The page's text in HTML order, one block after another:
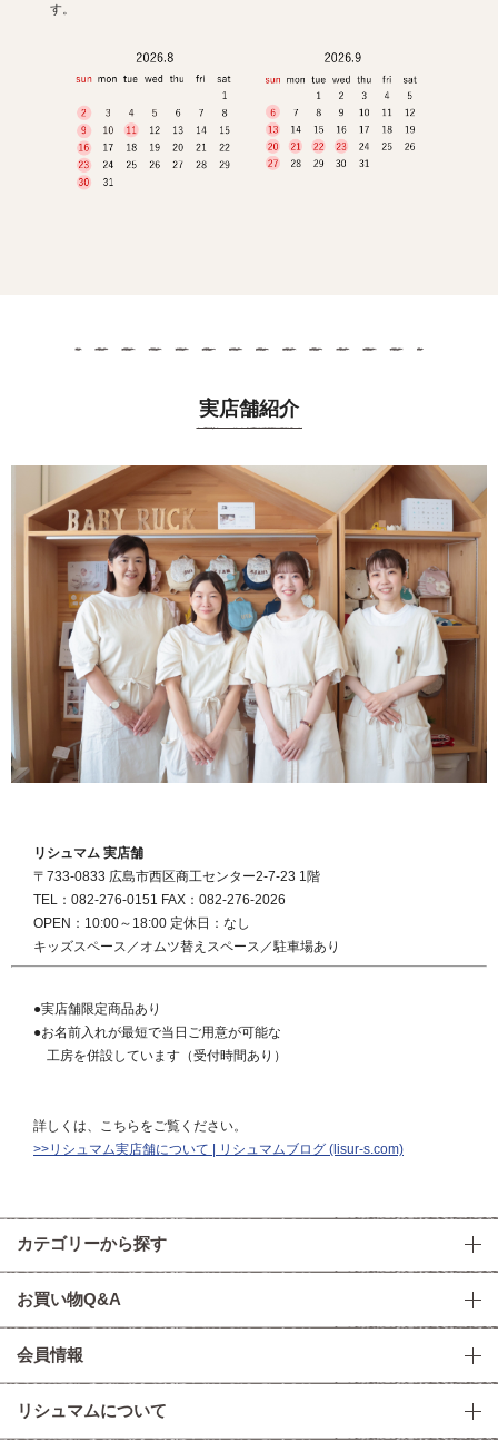
す。
実店舗紹介
リシュマム 実店舗
〒733-0833 広島市西区商工センター2-7-23 1階
TEL：082-276-0151 FAX：082-276-2026
OPEN：10:00～18:00 定休日：なし
キッズスペース／オムツ替えスペース／駐車場あり
●実店舗限定商品あり
●お名前入れが最短で当日ご用意が可能な
工房を併設しています（受付時間あり）
詳しくは、こちらをご覧ください。
>>リシュマム実店舗について | リシュマムブログ (lisur-s.com)
カテゴリーから探す
お買い物Q&A
会員情報
リシュマムについて